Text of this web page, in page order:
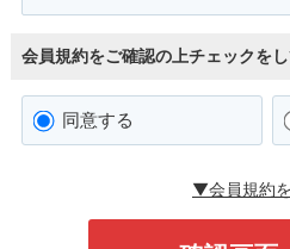
会員規約をご確認の上チェックを
同意する
▼会員規約